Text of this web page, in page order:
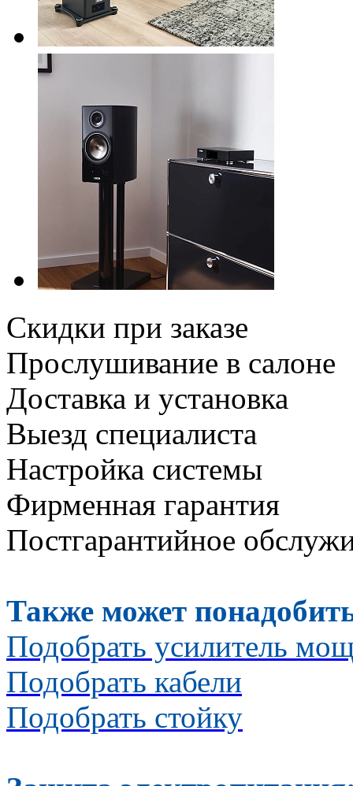
Скидки при заказе
Прослушивание в салоне
Доставка и установка
Выезд специалиста
Настройка системы
Фирменная гарантия
Постгарантийное
Также может
Подобрать усилитель
Подобрать кабели
Подобрать стойку